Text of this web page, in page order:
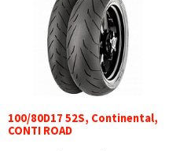
100/80D17 52S, Continental,
CONTI ROAD